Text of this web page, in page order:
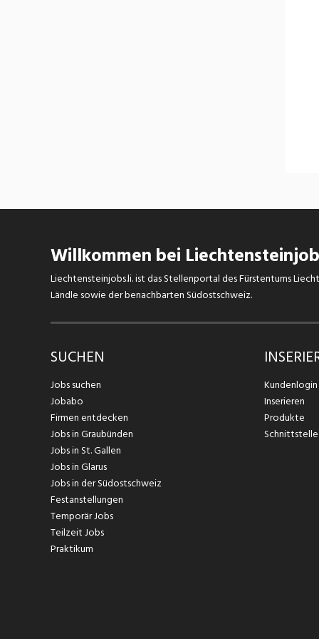
Willkommen bei
Liechtensteinjobs.li. ist das Stellenportal des Fürstentums
Ländle sowie der benachbarten Südostschweiz.
SUCHEN
Jobs suchen
Jobabo
Firmen entdecken
Jobs in Graubünden
Jobs in St. Gallen
Jobs in Glarus
Jobs in der Südostschweiz
Festanstellungen
Temporär Jobs
Teilzeit Jobs
Praktikum
Kundenlogin
Inserieren
Produkte
Schnittstelle